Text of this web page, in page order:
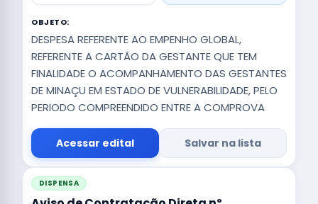
OBJETO:
DESPESA REFERENTE AO EMPENHO GLOBAL,
REFERENTE A CARTÃO DA GESTANTE QUE TEM
FINALIDADE O ACOMPANHAMENTO DAS GESTANTES
DE MINAÇU EM ESTADO DE VULNERABILIDADE, PELO
PERIODO COMPREENDIDO ENTRE A COMPROVA
Acessar edital Salvar na lista
DISPENSA